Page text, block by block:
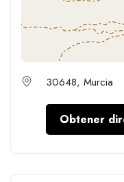
30648, Murcia
Obtener